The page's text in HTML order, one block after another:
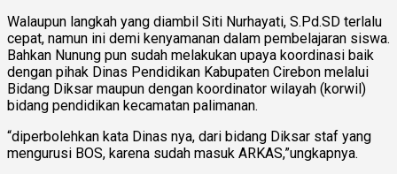
Walaupun langkah yang diambil Siti Nurhayati, S.Pd.SD terlalu
cepat, namun ini demi kenyamanan dalam pembelajaran siswa.
Bahkan Nunung pun sudah melakukan upaya koordinasi baik
dengan pihak Dinas Pendidikan Kabupaten Cirebon melalui
Bidang Diksar maupun dengan koordinator wilayah (korwil)
bidang pendidikan kecamatan palimanan.
“diperbolehkan kata Dinas nya, dari bidang Diksar staf yang
mengurusi BOS, karena sudah masuk ARKAS,”ungkapnya.